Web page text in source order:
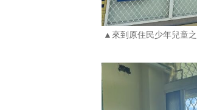
▲來到原住民少年兒童